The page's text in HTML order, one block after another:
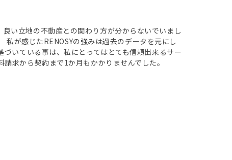
い立地の不動産との関わり方が分からないでいまし
が感じたRENOSYの強みは過去のデータを元にし
いている事は、私にとってはとても信頼出来るサー
求から契約まで1か月もかかりませんでした。